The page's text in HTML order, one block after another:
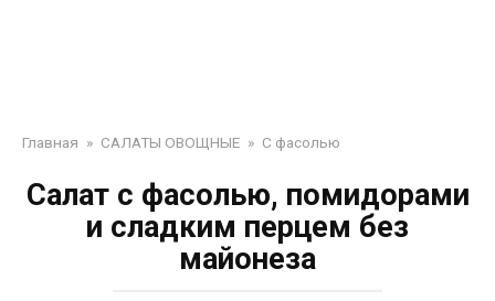
Главная » САЛАТЫ ОВОЩНЫЕ » С фасолью
Салат с фасолью, помидорами
и сладким перцем без
майонеза